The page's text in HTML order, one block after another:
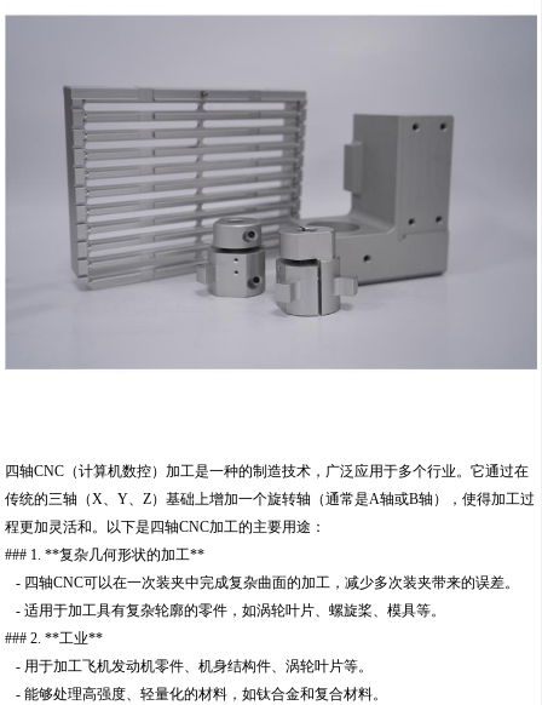
四轴CNC（计算机数控）加工是一种的制造技术，广泛应用于多个行业。它通过在
传统的三轴（X、Y、Z）基础上增加一个旋转轴（通常是A轴或B轴），使得加工过
程更加灵活和。以下是四轴CNC加工的主要用途：
### 1. **复杂几何形状的加工**
- 四轴CNC可以在一次装夹中完成复杂曲面的加工，减少多次装夹带来的误差。
- 适用于加工具有复杂轮廓的零件，如涡轮叶片、螺旋桨、模具等。
### 2. **工业**
- 用于加工飞机发动机零件、机身结构件、涡轮叶片等。
- 能够处理高强度、轻量化的材料，如钛合金和复合材料。